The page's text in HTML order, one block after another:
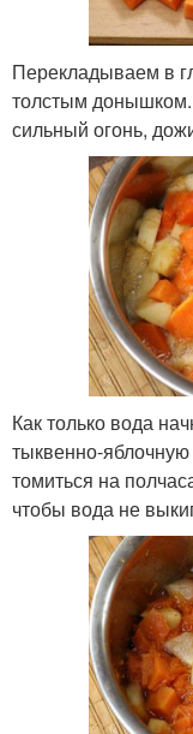
Перекладываем в
толстым
сильный огонь,
Как только вода
тыквенно-
томиться на
чтобы вода не